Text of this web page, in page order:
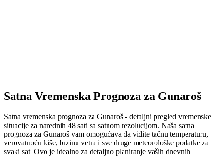
Satna Vremenska Prognoza za Gunaroš
Satna vremenska prognoza za Gunaroš - detaljni pregled vremenske
situacije za narednih 48 sati sa satnom rezolucijom. Naša satna
prognoza za Gunaroš vam omogućava da vidite tačnu temperaturu,
verovatnoću kiše, brzinu vetra i sve druge meteorološke podatke za
svaki sat. Ovo je idealno za detaljno planiranje vaših dnevnih